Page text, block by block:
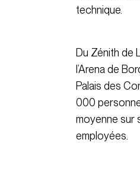
technique.
Du Zénith de
l’Arena de
Palais des
000
moyenne sur
employées.